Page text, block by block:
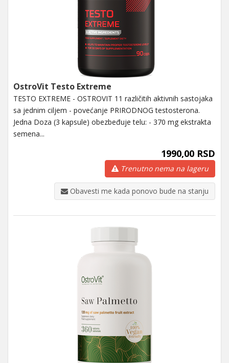
OstroVit Testo Extreme
TESTO EXTREME - OSTROVIT 11 različitih aktivnih sastojaka
sa jednim ciljem - povećanje PRIRODNOG testosterona.
Jedna Doza (3 kapsule) obezbeđuje telu: - 370 mg ekstrakta
semena...
1990,00 RSD
Trenutno nema na lageru
Obavesti me kada ponovo bude na stanju